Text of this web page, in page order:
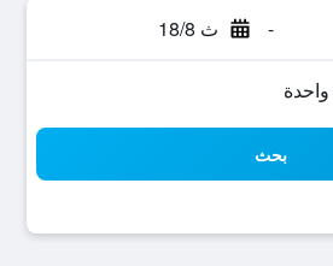
- ث 18/8
بحث